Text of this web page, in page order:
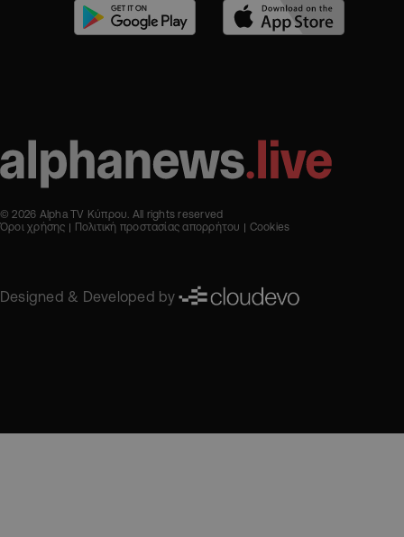
© 2026 Alpha TV Κύπρου. All rights reserved
Όροι χρήσης
Πολιτική προστασίας απορρήτου Cookies
Designed & Developed by